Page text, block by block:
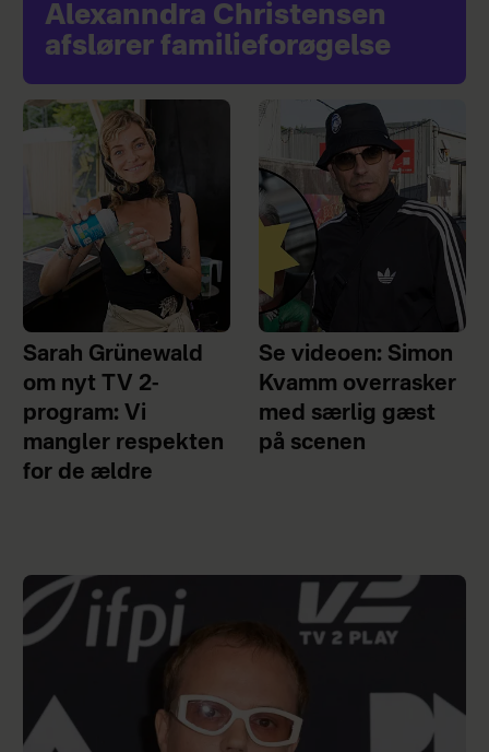
Alexanndra Christensen
afslører familieforøgelse
Sarah Grünewald
om nyt TV 2-
program: Vi
mangler respekten
for de ældre
Se videoen: Simon
Kvamm overrasker
med særlig gæst
på scenen